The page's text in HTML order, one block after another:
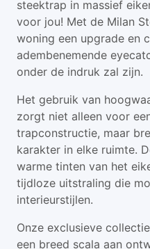
steektrap in massief
voor jou! Met de Milan
woning een upgrade en
adembenemende
onder de indruk zal zijn.
Het gebruik van
zorgt niet alleen voor
trapconstructie, maar
karakter in elke ruimte.
warme tinten van het
tijdloze uitstraling die
interieurstijlen.
Onze exclusieve
een breed scala aan